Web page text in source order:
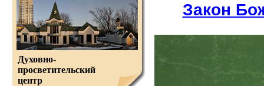
Закон
Духовно-
просветительский
центр